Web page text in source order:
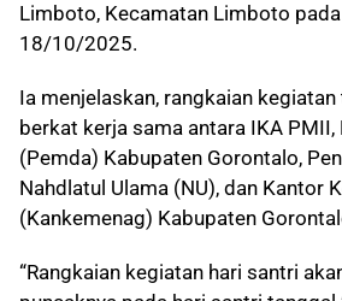
Limboto, Kecamatan Limboto
18/10/2025.
Ia menjelaskan, rangkaian
berkat kerja sama antara IKA PMII,
(Pemda) Kabupaten Gorontalo,
Nahdlatul Ulama (NU), dan Kantor
(Kankemenag) Kabupaten
“Rangkaian kegiatan hari santri